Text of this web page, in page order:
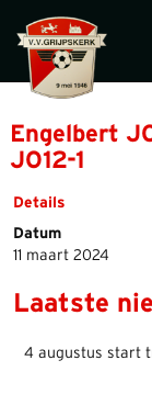
Engelbert
JO12-1
Details
Datum
11 maart 2024
Laatste
4 augustus start